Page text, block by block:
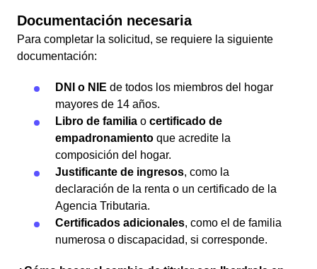
Documentación necesaria
Para completar la solicitud, se requiere la siguiente
documentación:
DNI o NIE de todos los miembros del hogar
mayores de 14 años.
Libro de familia o certificado de
empadronamiento que acredite la
composición del hogar.
Justificante de ingresos, como la
declaración de la renta o un certificado de la
Agencia Tributaria.
Certificados adicionales, como el de familia
numerosa o discapacidad, si corresponde.